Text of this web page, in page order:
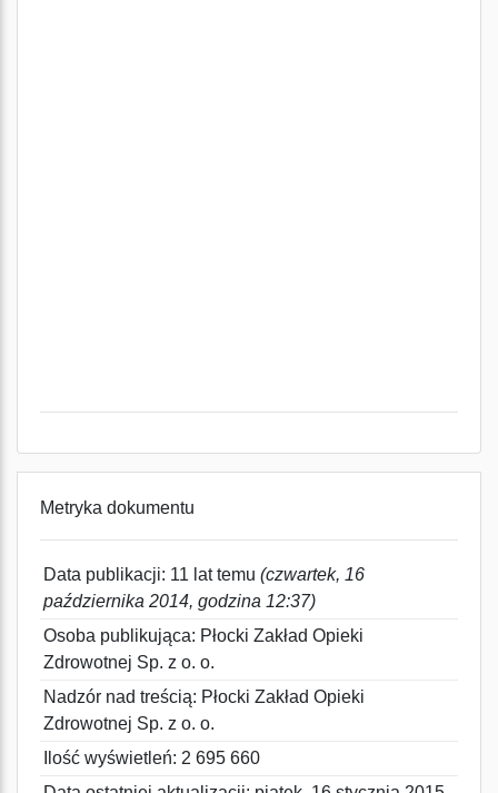
Metryka dokumentu
Data publikacji: 11 lat temu (czwartek, 16
października 2014, godzina 12:37)
Osoba publikująca: Płocki Zakład Opieki
Zdrowotnej Sp. z o. o.
Nadzór nad treścią: Płocki Zakład Opieki
Zdrowotnej Sp. z o. o.
Ilość wyświetleń: 2 695 660